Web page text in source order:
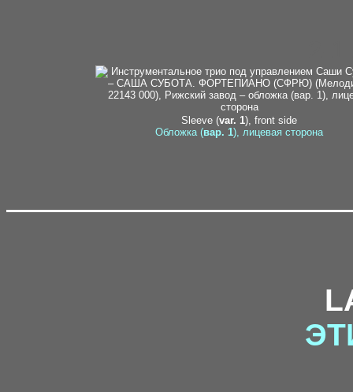
Sleeve (var. 1), front side
Обложка (вар. 1), лицевая сторона